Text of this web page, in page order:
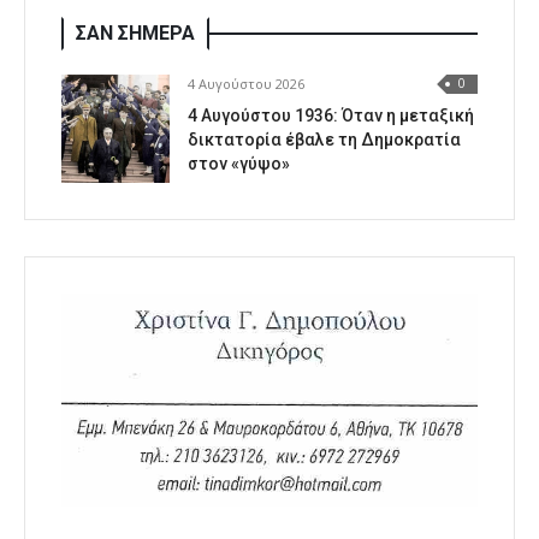
ΣΑΝ ΣΗΜΕΡΑ
4 Αυγούστου 2026 0
4 Αυγούστου 1936: Όταν η μεταξική
δικτατορία έβαλε τη Δημοκρατία
στον «γύψο»